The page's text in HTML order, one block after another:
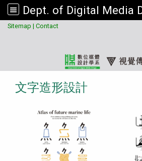
Sitemap | Contact
文字造形設計